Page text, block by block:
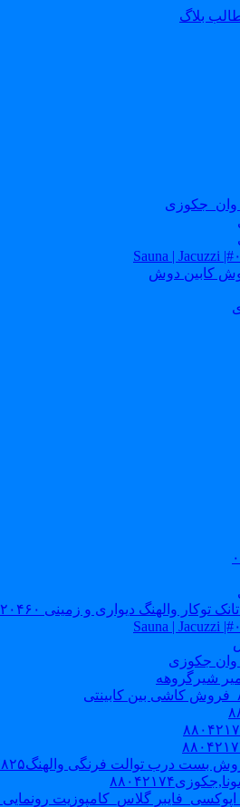
بلاگ
والهنگ دیواری و زمینی ۲۲۴۲۰۴۶۰
درب توالت فرنگی والهنگ۰۹۱۲۱۵۰۷۸۲۵
گلاس_کامپوزیت